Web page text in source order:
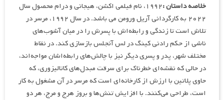
خلاصه داستان :
۱۹۹۲، نام فیلمی اکشن، هیجانی و درام محصول سال
۲۰۲۲ به کارگردانی آریل ورومن می باشد. در سال ۱۹۹۲، مرسر در
تلاش است تا زندگی و رابطه‌اش با پسرش را در میان آشوب‌های
ناشی از حکم رادنی کینگ در لس آنجلس بازسازی کند. در نقاط
مختلف شهر، پدر و پسری دیگر نیز با چالش‌های رابطه‌اشان مواجه‌اند،
در حالی که نقشه‌ای خطرناک برای سرقت مبدل‌های کاتالیزوری، که
حاوی پلاتین با ارزش از کارخانه‌ای است که مرسر در آن مشغول به کار
است، طراحی می‌کنند. با افزایش تنش‌ها و بروز هرج و مرج، هر دو